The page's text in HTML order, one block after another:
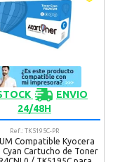
ENVIO
24/48H
Ref.: TK5195C-PR
Compatible Kyocera
Cyan Cartucho de Toner